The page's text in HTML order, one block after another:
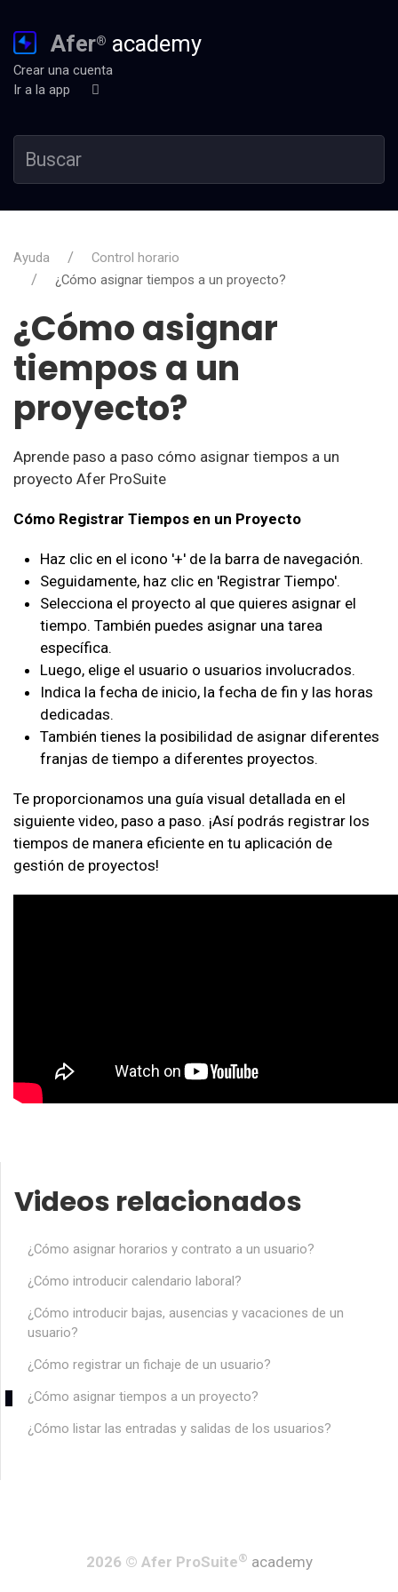
Afer® academy
Crear una cuenta
Ir a la app
Ayuda
Control horario
¿Cómo asignar tiempos a un proyecto?
¿Cómo asignar
tiempos a un
proyecto?
Aprende paso a paso cómo asignar tiempos a un
proyecto Afer ProSuite
Cómo Registrar Tiempos en un Proyecto
Haz clic en el icono '+' de la barra de navegación.
Seguidamente, haz clic en 'Registrar Tiempo'.
Selecciona el proyecto al que quieres asignar el
tiempo. También puedes asignar una tarea
específica.
Luego, elige el usuario o usuarios involucrados.
Indica la fecha de inicio, la fecha de fin y las horas
dedicadas.
También tienes la posibilidad de asignar diferentes
franjas de tiempo a diferentes proyectos.
Te proporcionamos una guía visual detallada en el
siguiente video, paso a paso. ¡Así podrás registrar los
tiempos de manera eficiente en tu aplicación de
gestión de proyectos!
Videos relacionados
¿Cómo asignar horarios y contrato a un usuario?
¿Cómo introducir calendario laboral?
¿Cómo introducir bajas, ausencias y vacaciones de un
usuario?
¿Cómo registrar un fichaje de un usuario?
¿Cómo asignar tiempos a un proyecto?
¿Cómo listar las entradas y salidas de los usuarios?
2026 © Afer ProSuite® academy